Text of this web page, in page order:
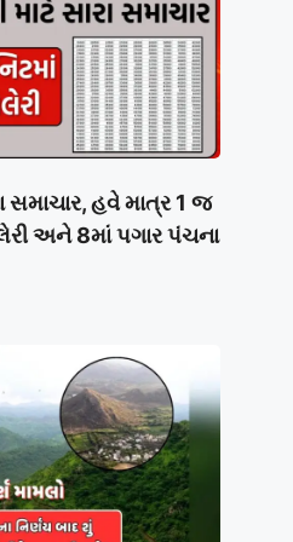
સમાચાર, હવે માત્ર 1 જ
અને 8માં પગાર પંચના